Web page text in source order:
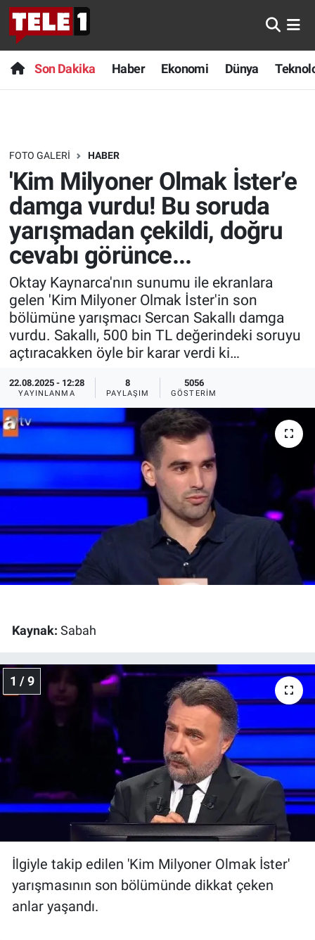
Son Dakika Haber Ekonomi Dünya
FOTO GALERI HABER
'Kim Milyoner Olmak İster’e
damga vurdu! Bu soruda
yarışmadan çekildi, doğru
cevabı görünce...
Oktay Kaynarca'nın sunumu ile ekranlara
gelen 'Kim Milyoner Olmak İster'in son
bölümüne yarışmacı Sercan Sakallı damga
vurdu. Sakallı, 500 bin TL değerindeki soruyu
açtıracakken öyle bir karar verdi ki…
22.08.2025 - 12:28
YAYINLANMA
8
PAYLAŞIM
5056
GÖSTERIM
Kaynak: Sabah
1 / 9
İlgiyle takip edilen 'Kim Milyoner Olmak İster'
yarışmasının son bölümünde dikkat çeken
anlar yaşandı.
Anında Manşet
Başka Sohbetler
Bilim turu
Bilim ve Teknoloji Evreni
Doğa Konuşuyor
Dünya
Ege Saati
Ege'den Esintiler
Eğitim
Eğlence
Gerçeğin İzinde
Gün Başlıyor
Gün Ortası
Gündem Özel
Günün görüntüsü
Kimdir
Koronavirüs
Ne demişti
Son Dakika
Haber
Dünya
Sağlık
Spor
Yayın Akışı
İletişim
Nöbetçi Eczaneler
Hava Durumu
Trafik Durumu
Süper Lig Puan Durumu ve Fikstür
Tüm Manşetler
Son Dakika Haberleri
Haber Arşivi